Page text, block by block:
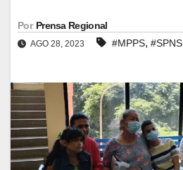
Por Prensa Regional
AGO 28, 2023 #MPPS, #SPNS